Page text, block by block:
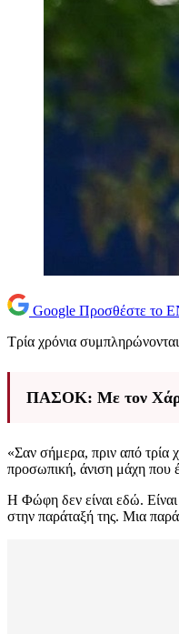
Google Προσθέστε το
Τρία χρόνια
ΠΑΣΟΚ: Με τον Χάρη
«Σαν σήμερα, πριν από τρία
προσωπική, άνιση μάχη που
Η Φώφη δεν είναι εδώ.
στην παράταξή της. Μια